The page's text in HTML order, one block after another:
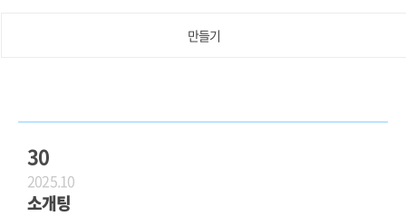
만들기
30
2025.10
소개팅